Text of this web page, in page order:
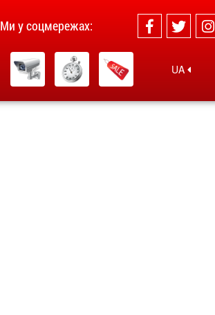
Ми у соцмережах:
UA